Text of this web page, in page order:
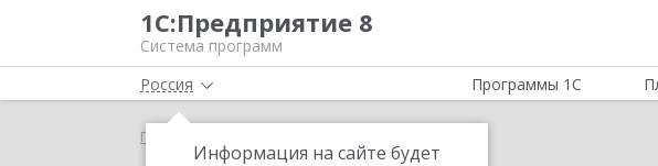
1С:Предприятие 8
Система программ
Россия
Информация на сайте будет
Программы 1С
Главная